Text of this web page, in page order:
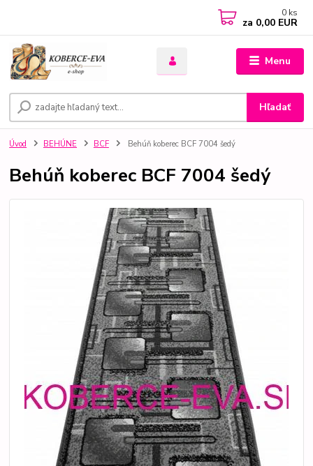
Menu
Hľadať
0 ks
za 0,00 EUR
Úvod BEHÚNE BCF Behúň koberec BCF 7004 šedý
Behúň koberec BCF 7004 šedý